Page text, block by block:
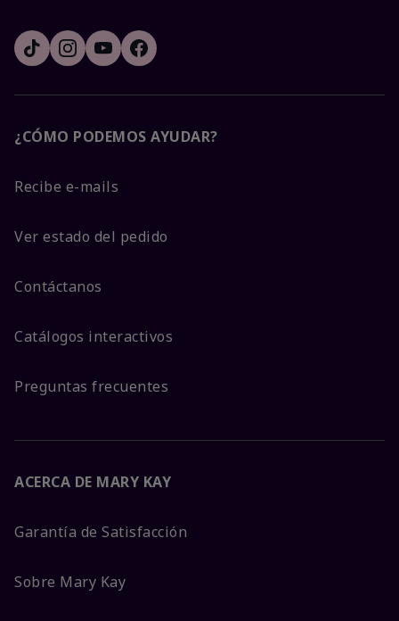
¿CÓMO PODEMOS AYUDAR?
Recibe e-mails
Ver estado del pedido
Contáctanos
Catálogos interactivos
Preguntas frecuentes
ACERCA DE MARY KAY
Garantía de Satisfacción
Sobre Mary Kay